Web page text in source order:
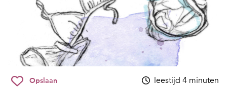
Opslaan leestijd 4 minuten